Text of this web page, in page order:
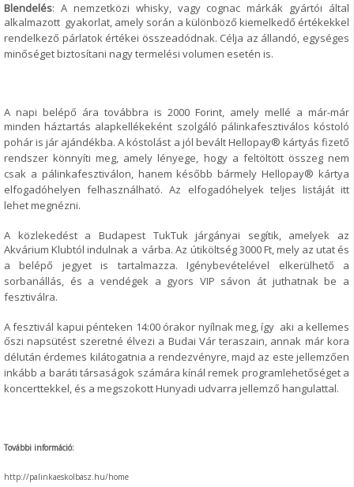
Blendelés: A nemzetközi whisky, vagy cognac márkák gyártói által
alkalmazott gyakorlat, amely során a különböző kiemelkedő értékekkel
rendelkező párlatok értékei összeadódnak. Célja az állandó, egységes
minőséget biztosítani nagy termelési volumen esetén is.
A napi belépő ára továbbra is 2000 Forint, amely mellé a már-már
mindenháztartás alapkellékeként szolgáló pálinkafesztiválos kóstoló
pohár is jár ajándékba. A kóstolást a jól bevált Hellopay® kártyás fizető
rendszer könnyítimeg, amely lényege, hogy a feltöltött összeg nem
csak a pálinkafesztiválon, hanem később bármely Hellopay® kártya
elfogadóhelyen felhasználható. Az elfogadóhelyek teljes listáját itt
lehet megnézni.
A közlekedést a Budapest TukTuk járgányai segítik, amelyek az
AkváriumKlubtól indulnak a várba. Az útiköltség 3000 Ft, mely az utat és
a belépő jegyet is tartalmazza. Igénybevételével elkerülhető a
sorbanállás, és a vendégek a gyors VIP sávon át juthatnak be a
fesztiválra.
A fesztivál kapui pénteken 14:00 órakor nyílnak meg, így aki a kellemes
őszinapsütést szeretné élvezi a Budai Vár teraszain, annak már kora
délután érdemes kilátogatnia a rendezvényre, majd az este jellemzően
inkább a barátitársaságok számára kínál remek programlehetőséget a
koncerttekkel, és a megszokott Hunyadi udvarra jellemző hangulattal.
További információ:
http://palinkaeskolbasz.hu/home